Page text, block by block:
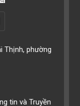
Thịnh, phường
tin và Truyền